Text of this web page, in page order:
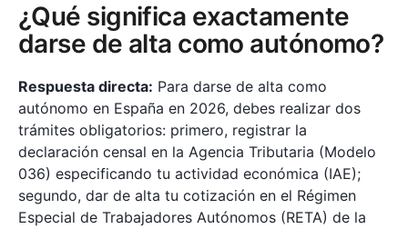
¿Qué significa exactamente
darse de alta como autónomo?
Respuesta directa: Para darse de alta como
autónomo en España en 2026, debes realizar dos
trámites obligatorios: primero, registrar la
declaración censal en la Agencia Tributaria (Modelo
036) especificando tu actividad económica (IAE);
segundo, dar de alta tu cotización en el Régimen
Especial de Trabajadores Autónomos (RETA) de la